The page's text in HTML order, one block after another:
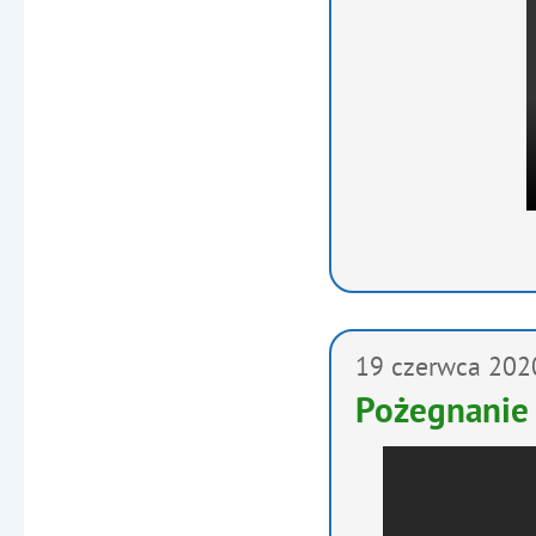
19 czerwca